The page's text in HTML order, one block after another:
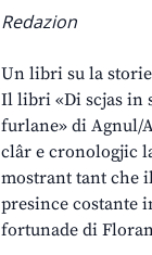
Redazion
Un libri su la
Il libri «Di scjas in
furlane» di Agnul/
clâr e cronologjic
mostrant tant che
presince costante
fortunade di